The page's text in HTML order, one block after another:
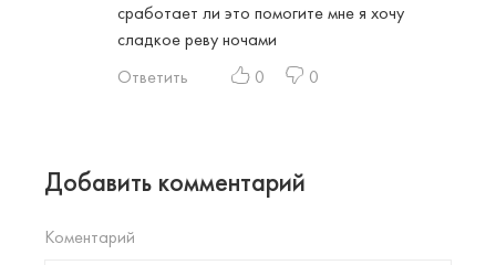
сработает ли это помогите мне я хочу
сладкое реву ночами
Ответить
0 0
Добавить комментарий
Коментарий